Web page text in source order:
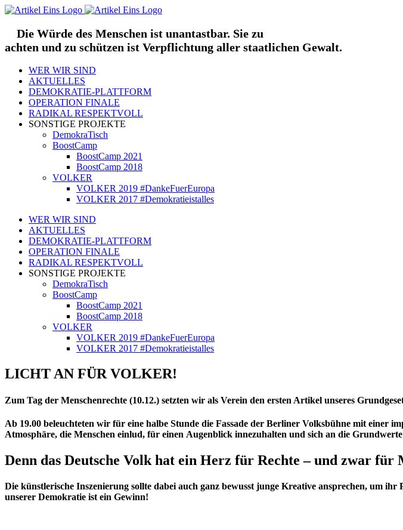
Zum
springen
Die Würde des Menschen ist unantastbar. Sie zu
achten und zu schützen ist Verpflichtung aller staatlichen Gewalt.
WER WIR SIND
AKTUELLES
DEMOKRATIE-PLATTFORM
OPERATION FINALE
RADIKAL RESPEKTVOLL
SONSTIGE PROJEKTE
DemokraTisch
BoostCamp
BoostCamp 2021
BoostCamp 2018
VOLKER
VOLKER 2019 #DankeFuerEuropa
VOLKER 2017 #Demokratieistalles
WER WIR SIND
AKTUELLES
DEMOKRATIE-PLATTFORM
OPERATION FINALE
RADIKAL RESPEKTVOLL
SONSTIGE PROJEKTE
DemokraTisch
BoostCamp
BoostCamp 2021
BoostCamp 2018
VOLKER
VOLKER 2019 #DankeFuerEuropa
VOLKER 2017 #Demokratieistalles
LICHT AN FÜR VOLKER!
Zum Tag der Menschenrechte (10.12.) setzten wir als Verein den ersten Artikel unseres
Ab 19.00 beleuchteten wir für eine halbe Stunde die Fassade der Berliner Volksbühne mit einer
Atmosphäre, die Menschen einlud, für einen Augenblick innezuhalten und sich an die
Denn das Deutsche Volk hat ein Herz für Rechte – und zwar für
Die künstlerische Inszenierung sollte dabei auch ganz bewusst junge Kreative ansprechen, um ihr
unserer Demokratie ist ein Gewinn!